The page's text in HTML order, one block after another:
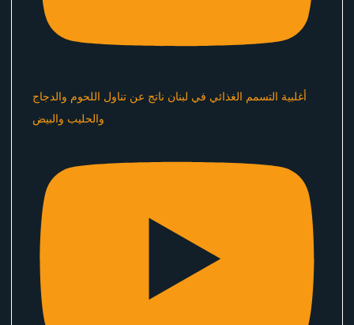
أغلبية التسمم الغذائي في لبنان ناتج عن تناول اللحوم والدجاج
والحليب والبيض